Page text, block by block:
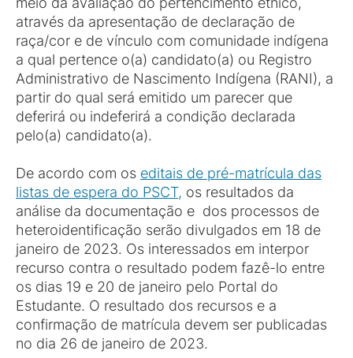
através da apresentação de declaração de
raça/cor e de vínculo com comunidade indígena
a qual pertence o(a) candidato(a) ou Registro
Administrativo de Nascimento Indígena (RANI), a
partir do qual será emitido um parecer que
deferirá ou indeferirá a condição declarada
pelo(a) candidato(a).
De acordo com os editais de pré-matrícula das
listas de espera do PSCT, os resultados da
análise da documentação e dos processos de
heteroidentificação serão divulgados em 18 de
janeiro de 2023. Os interessados em interpor
recurso contra o resultado podem fazê-lo entre
os dias 19 e 20 de janeiro pelo Portal do
Estudante. O resultado dos recursos e a
confirmação de matrícula devem ser publicadas
no dia 26 de janeiro de 2023.